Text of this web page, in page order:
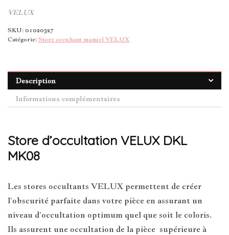
VELUX
SKU:01020327
Catégorie:Store occultant manuel VELUX
Description
Informations complémentaires
Store d’occultation VELUX DKL
MK08
Les stores occultants VELUX permettent de créer
l’obscurité parfaite dans votre pièce en assurant un
niveau d’occultation optimum quel que soit le coloris.
Ils assurent une occultation de la pièce supérieure à